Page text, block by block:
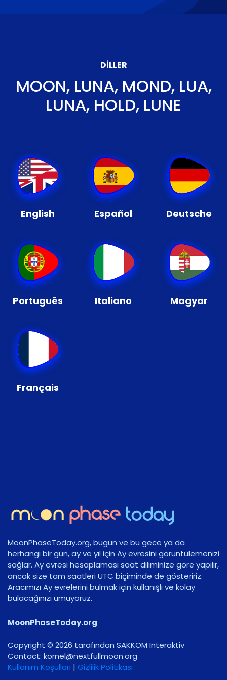
DILLER
MOON, LUNA, MOND, LUA,
LUNA, HOLD, LUNE
English Español Deutsche
Português Italiano Magyar
Français
MoonPhaseToday.org, bugün ve bu gece ya da
herhangi bir gün, ay ve yıl için Ay evresini görüntülemenizi
sağlar. Ay evresi hesaplaması saat diliminize göre yapılır,
ancak size tam saatleri UTC biçiminde de gösteririz.
Aracımızı Ay evrelerini bulmak için kullanışlı ve kolay
bulacağınızı umuyoruz.
MoonPhaseToday.org
Copyright © 2026 tarafından SAKKOM Interaktiv
Contact: gro.noomlluftxen@lenrok
Kullanım Koşulları | Gizlilik Politikası